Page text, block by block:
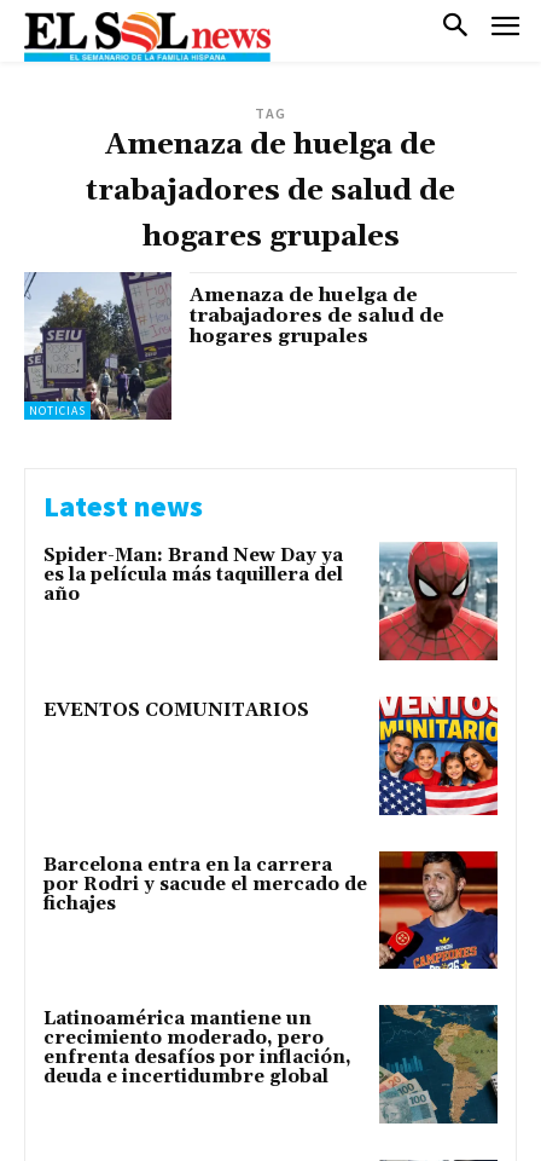
TAG
Amenaza de huelga de
trabajadores de salud de
hogares grupales
NOTICIAS
Amenaza de huelga de
trabajadores de salud de
hogares grupales
Latest news
Spider-Man: Brand New Day ya
es la película más taquillera del
año
EVENTOS COMUNITARIOS
Barcelona entra en la carrera
por Rodri y sacude el mercado de
fichajes
Latinoamérica mantiene un
crecimiento moderado, pero
enfrenta desafíos por inflación,
deuda e incertidumbre global